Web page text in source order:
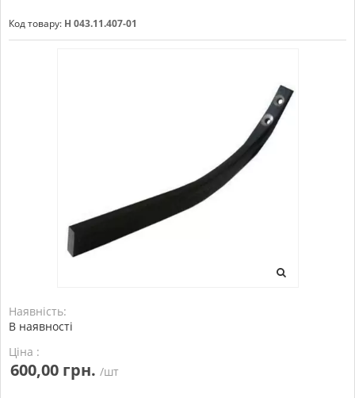
Код товару: Н 043.11.407-01
Наявність:
В наявності
Ціна :
600,00 грн. /шт